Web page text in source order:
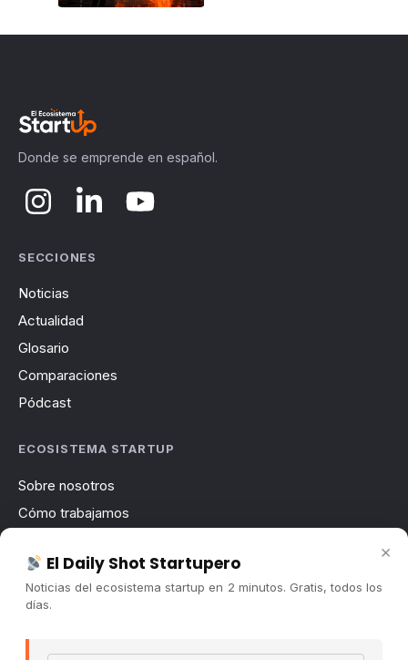
Donde se emprende en español.
SECCIONES
Noticias
Actualidad
Glosario
Comparaciones
Pódcast
ECOSISTEMA STARTUP
Sobre nosotros
Cómo trabajamos
Contacto
Publicidad
×
El Daily Shot Startupero
Noticias del ecosistema startup en 2 minutos. Gratis, todos los
días.